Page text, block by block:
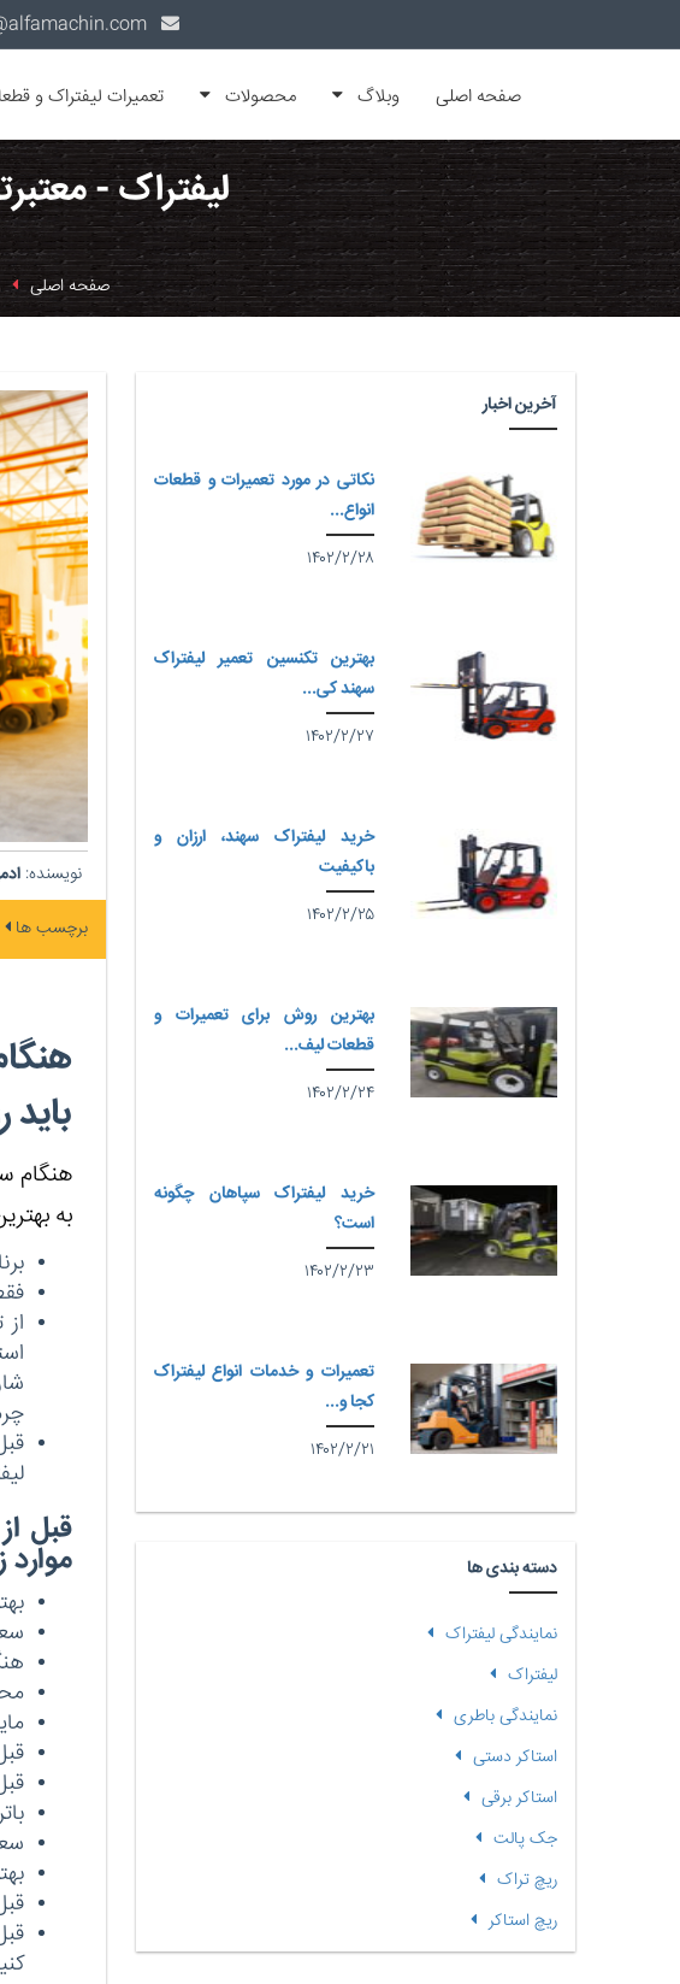
صفحه اصلی وبلاگ محصولات تعمیرات لیفتراک و
لیفتراک -
صفحه اصلی
نویسنده:
برچسب ها
هنگام
به
قبل
موارد
آخرین اخبار
نکاتی در مورد تعمیرات و قطعات
انواع...
۱۴۰۲/۲/۲۸
بهترین تکنسین تعمیر لیفتراک
سهند کی...
۱۴۰۲/۲/۲۷
خرید لیفتراک سهند، ارزان و
باکیفیت
۱۴۰۲/۲/۲۵
بهترین روش برای تعمیرات و
قطعات لیف...
۱۴۰۲/۲/۲۴
خرید لیفتراک سپاهان چگونه
است؟
۱۴۰۲/۲/۲۳
تعمیرات و خدمات انواع لیفتراک
کجا و...
۱۴۰۲/۲/۲۱
دسته بندی ها
نمایندگی لیفتراک
لیفتراک
نمایندگی باطری
استاکر دستی
استاکر برقی
جک پالت
ریچ تراک
ریچ استاکر